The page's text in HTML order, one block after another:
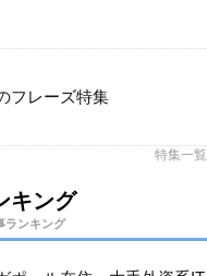
フレーズ特集
特集一覧
キング
ランキング